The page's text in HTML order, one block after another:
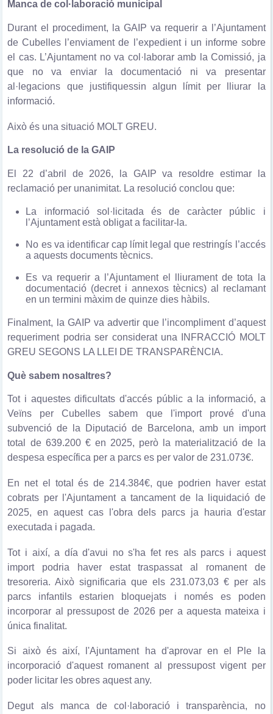
Manca de col·laboració municipal
Durant el procediment, la GAIP va requerir a l’Ajuntament
de Cubelles l’enviament de l’expedient i un informe sobre
el cas. L’Ajuntament no va col·laborar amb la Comissió, ja
que no va enviar la documentació ni va presentar
al·legacions que justifiquessin algun límit per lliurar la
informació.
Això és una situació MOLT GREU.
La resolució de la GAIP
El 22 d’abril de 2026, la GAIP va resoldre estimar la
reclamació per unanimitat. La resolució conclou que:
La informació sol·licitada és de caràcter públic i
l’Ajuntament està obligat a facilitar-la.
No es va identificar cap límit legal que restringís l’accés
a aquests documents tècnics.
Es va requerir a l’Ajuntament el lliurament de tota la
documentació (decret i annexos tècnics) al reclamant
en un termini màxim de quinze dies hàbils.
Finalment, la GAIP va advertir que l’incompliment d’aquest
requeriment podria ser considerat una INFRACCIÓ MOLT
GREU SEGONS LA LLEI DE TRANSPARÈNCIA.
Què sabem nosaltres?
Tot i aquestes dificultats d'accés públic a la informació, a
Veïns per Cubelles sabem que l'import prové d'una
subvenció de la Diputació de Barcelona, amb un import
total de 639.200 € en 2025, però la materialització de la
despesa específica per a parcs es per valor de 231.073€.
En net el total és de 214.384€, que podrien haver estat
cobrats per l'Ajuntament a tancament de la liquidació de
2025, en aquest cas l'obra dels parcs ja hauria d'estar
executada i pagada.
Tot i així, a día d'avui no s'ha fet res als parcs i aquest
import podria haver estat traspassat al romanent de
tresoreria. Això significaria que els 231.073,03 € per als
parcs infantils estarien bloquejats i només es poden
incorporar al pressupost de 2026 per a aquesta mateixa i
única finalitat.
Si això és així, l'Ajuntament ha d'aprovar en el Ple la
incorporació d'aquest romanent al pressupost vigent per
poder licitar les obres aquest any.
Degut als manca de col·laboració i transparència, no